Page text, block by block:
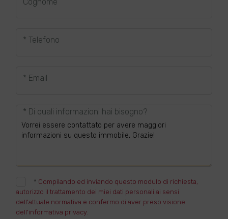
* Telefono
* Email
* Di quali informazioni hai bisogno?
* Compilando ed inviando questo modulo di richiesta,
autorizzo il trattamento dei miei dati personali ai sensi
dell'attuale normativa e confermo di aver preso visione
dell'informativa privacy.